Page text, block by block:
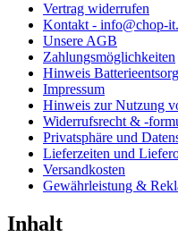
Vertrag widerrufen
Kontakt - info@chop-
Unsere AGB
Zahlungsmöglichkeiten
Hinweis
Impressum
Hinweis zur Nutzung
Widerrufsrecht & -
Privatsphäre und
Lieferzeiten und
Versandkosten
Gewährleistung &
Inhalt